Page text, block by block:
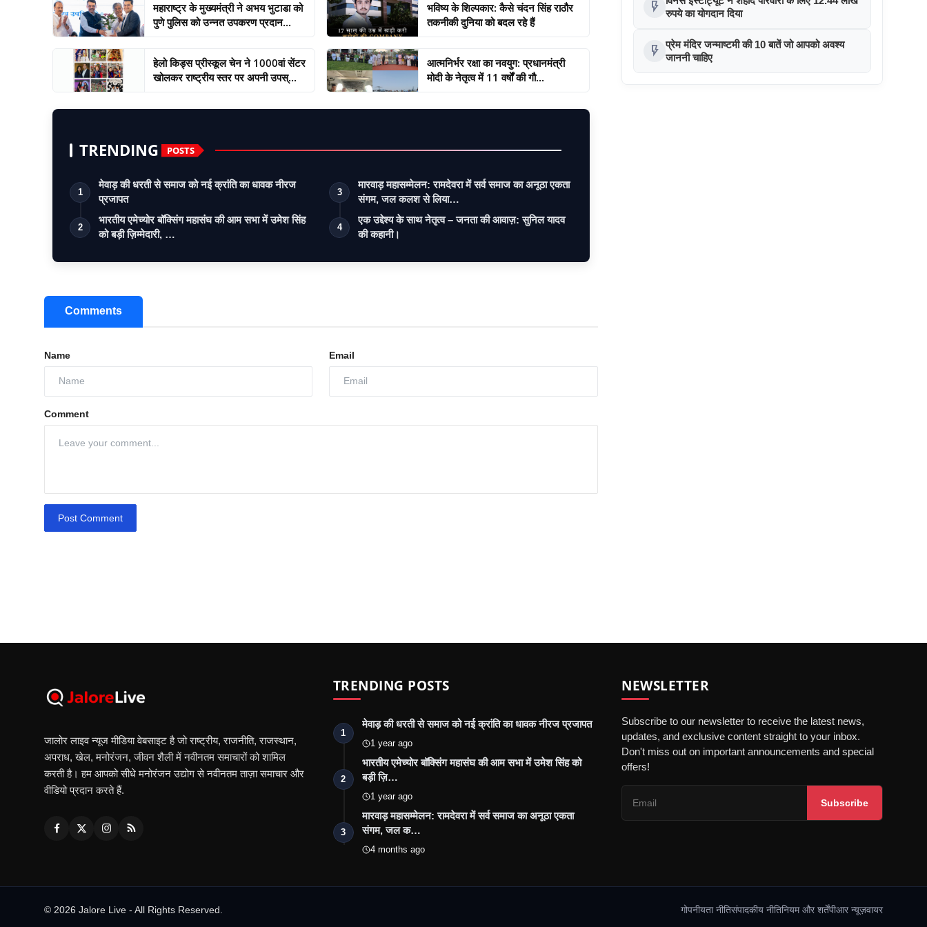
महाराष्ट्र के मुख्यमंत्री ने अभय भुटाडा को
पुणे पुलिस को उन्नत उपकरण प्रदान...
भविष्य के शिल्पकार: कैसे चंदन सिंह राठौर
तकनीकी दुनिया को बदल रहे हैं
हेलो किड्स प्रीस्कूल चेन ने 1000वां सेंटर
खोलकर राष्ट्रीय स्तर पर अपनी उपस्...
आत्मनिर्भर रक्षा का नवयुग: प्रधानमंत्री
मोदी के नेतृत्व में 11 वर्षों की गौ...
TRENDING POSTS
1
मेवाड़ की धरती से समाज को नई क्रांति का धावक नीरज
प्रजापत
2
भारतीय एमेच्योर बॉक्सिंग महासंघ की आम सभा में उमेश सिंह
को बड़ी ज़िम्मेदारी, …
3
मारवाड़ महासम्मेलन: रामदेवरा में सर्व समाज का अनूठा एकता
संगम, जल कलश से लिया…
4
एक उद्देश्य के साथ नेतृत्व – जनता की आवाज़: सुनिल यादव
की कहानी।
Comments
Name Email
Comment
Post Comment
flash_on रुपये का योगदान दिया
flash_on प्रेम मंदिर जन्माष्टमी की 10 बातें जो आपको अवश्य
जाननी चाहिए
जालोर लाइव न्यूज मीडिया वेबसाइट है जो राष्ट्रीय, राजनीति, राजस्थान,
अपराध, खेल, मनोरंजन, जीवन शैली में नवीनतम समाचारों को शामिल
करती है। हम आपको सीधे मनोरंजन उद्योग से नवीनतम ताज़ा समाचार और
वीडियो प्रदान करते हैं.
TRENDING POSTS
1
मेवाड़ की धरती से समाज को नई क्रांति का धावक नीरज प्रजापत
1 year ago
2
भारतीय एमेच्योर बॉक्सिंग महासंघ की आम सभा में उमेश सिंह को
बड़ी ज़ि…
1 year ago
3
मारवाड़ महासम्मेलन: रामदेवरा में सर्व समाज का अनूठा एकता
संगम, जल क…
4 months ago
NEWSLETTER
Subscribe to our newsletter to receive the latest news,
updates, and exclusive content straight to your inbox.
Don't miss out on important announcements and special
offers!
Subscribe
© 2026 Jalore Live - All Rights Reserved. गोपनीयता नीतिसंपादकीय नीतिनियम और शर्तेंपीआर न्यूज़वायर